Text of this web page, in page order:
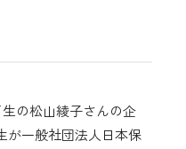
の松山綾子さんの企
が一般社団法人日本保